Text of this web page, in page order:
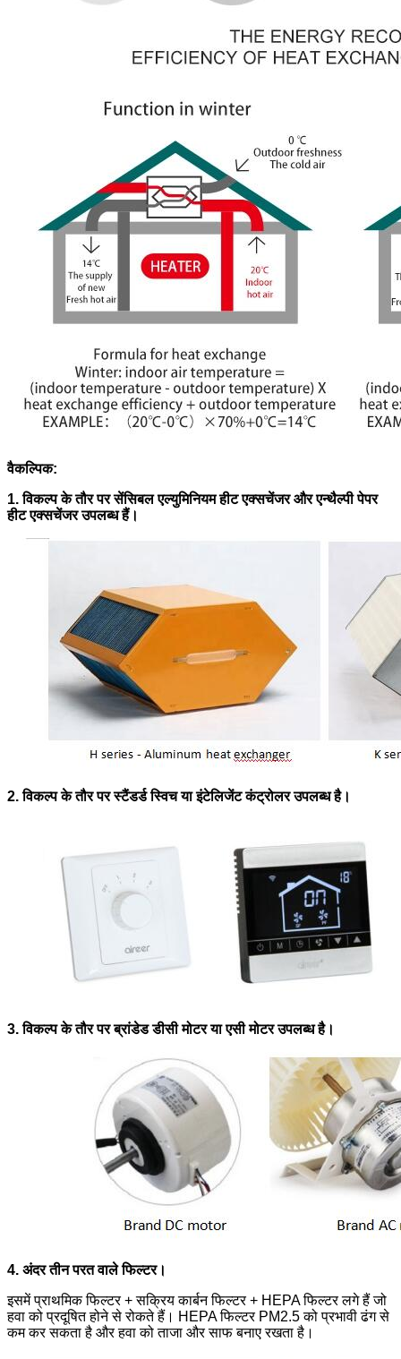
वैकल्पिक:
1. विकल्प के तौर पर सेंसिबल एल्युमिनियम हीट एक्सचेंजर और एन्थैल्पी पेपर
हीट एक्सचेंजर उपलब्ध हैं।
2. विकल्प के तौर पर स्टैंडर्ड स्विच या इंटेलिजेंट कंट्रोलर उपलब्ध है।
3. विकल्प के तौर पर ब्रांडेड डीसी मोटर या एसी मोटर उपलब्ध है।
4. अंदर तीन परत वाले फिल्टर।
इसमें प्राथमिक फिल्टर + सक्रिय कार्बन फिल्टर + HEPA फिल्टर लगे हैं जो
हवा को प्रदूषित होने से रोकते हैं। HEPA फिल्टर PM2.5 को प्रभावी ढंग से
कम कर सकता है और हवा को ताजा और साफ बनाए रखता है।